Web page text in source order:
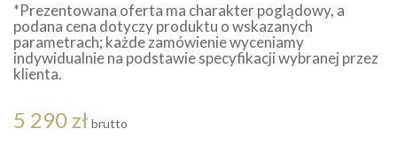
*Prezentowana oferta ma charakter poglądowy, a
podana cena dotyczy produktu o wskazanych
parametrach; każde zamówienie wyceniamy
indywidualnie na podstawie specyfikacji wybranej przez
klienta.
5 290 zł brutto